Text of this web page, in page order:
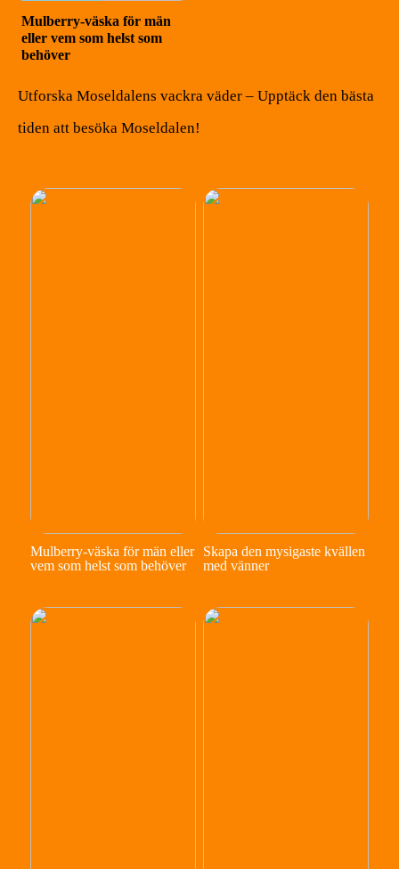
Mulberry-väska för män
eller vem som helst som
behöver
Utforska Moseldalens vackra väder – Upptäck den bästa
tiden att besöka Moseldalen!
Mulberry-väska för män eller
vem som helst som behöver
Skapa den mysigaste kvällen
med vänner